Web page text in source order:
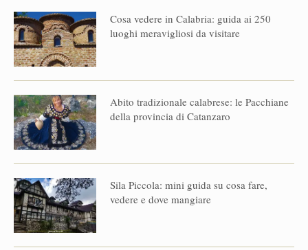
Cosa vedere in Calabria: guida ai 250
luoghi meravigliosi da visitare
Abito tradizionale calabrese: le Pacchiane
della provincia di Catanzaro
Sila Piccola: mini guida su cosa fare,
vedere e dove mangiare